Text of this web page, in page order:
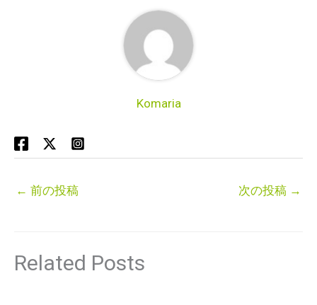
Komaria
← 前の投稿 次の投稿 →
Related Posts